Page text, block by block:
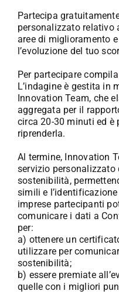
Partecipa
personalizzato relativo
aree di miglioramento
l’evoluzione del tuo
Per partecipare compila
L’indagine è gestita in
Innovation Team, che
aggregata per il
circa 20-30 minuti ed è
riprenderla.
Al termine, Innovation
servizio personalizzato
sostenibilità,
simili e
imprese partecipanti
comunicare i dati a
per:
a) ottenere un
utilizzare per
sostenibilità;
b) essere premiate
quelle con i migliori